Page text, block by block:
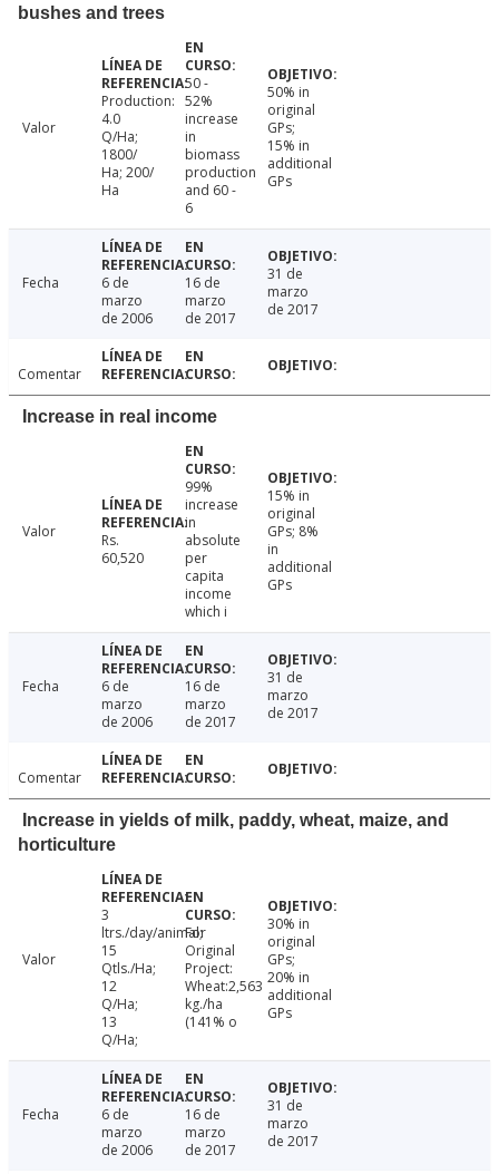
bushes and trees
Valor
Production:
4.0
Q/Ha;
1800/
Ha; 200/
Ha
50 -
52%
increase
in
biomass
production
and 60 -
6
50% in
original
GPs;
15% in
additional
GPs
Fecha
6 de
marzo
de 2006
16 de
marzo
de 2017
31 de
marzo
de 2017
Comentar
Increase in real income
Valor
Rs.
60,520
99%
increase
in
absolute
per
capita
income
which i
15% in
original
GPs; 8%
in
additional
GPs
Fecha
6 de
marzo
de 2006
16 de
marzo
de 2017
31 de
marzo
de 2017
Comentar
Increase in yields of milk, paddy, wheat, maize, and
horticulture
Valor
3
ltrs./day/animal;
15
Qtls./Ha;
12
Q/Ha;
13
Q/Ha;
For
Original
Project:
Wheat:2,563
kg./ha
(141% o
30% in
original
GPs;
20% in
additional
GPs
Fecha
6 de
marzo
de 2006
16 de
marzo
de 2017
31 de
marzo
de 2017